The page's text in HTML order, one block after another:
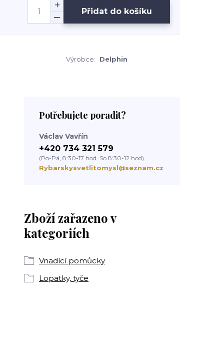
Přidat do košíku
Výrobce: Delphin
Zboží zařazeno v
kategoriích
Vnadící pomůcky
Lopatky, tyče
Potřebujete poradit?
Václav Vavřín
+420 734 321 579
(Po-Pá, 8:30-17 hod. So 8:30-12 hod)
Rybarskysvetlitomysl@seznam.cz